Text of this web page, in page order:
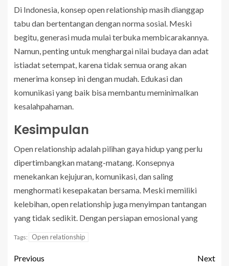
Di Indonesia, konsep open relationship masih dianggap
tabu dan bertentangan dengan norma sosial. Meski
begitu, generasi muda mulai terbuka membicarakannya.
Namun, penting untuk menghargai nilai budaya dan adat
istiadat setempat, karena tidak semua orang akan
menerima konsep ini dengan mudah. Edukasi dan
komunikasi yang baik bisa membantu meminimalkan
kesalahpahaman.
Kesimpulan
Open relationship adalah pilihan gaya hidup yang perlu
dipertimbangkan matang-matang. Konsepnya
menekankan kejujuran, komunikasi, dan saling
menghormati kesepakatan bersama. Meski memiliki
kelebihan, open relationship juga menyimpan tantangan
yang tidak sedikit. Dengan persiapan emosional yang
Tags: Open relationship
Previous
Next